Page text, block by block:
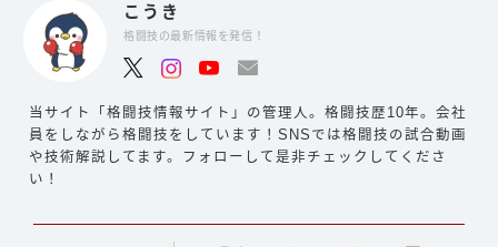
こうき
格闘技の最新情報を発信！
当サイト「格闘技情報サイト」の管理人。格闘技歴10年。会社
員をしながら格闘技をしています！SNSでは格闘技の試合動画
や技術解説してます。フォローして是非チェックしてくださ
い！